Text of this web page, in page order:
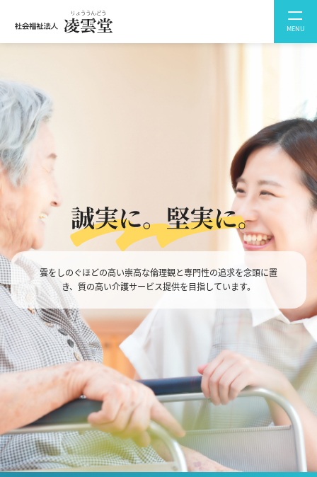
MENU
雲をしのぐほどの高い崇高な倫理観と専門性の追求を念頭に置
き、質の高い介護サービス提供を目指しています。